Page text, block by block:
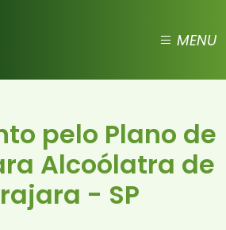
MENU
pelo Plano de
Alcoólatra de
- SP